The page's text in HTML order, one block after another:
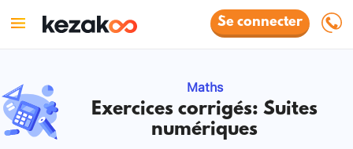
Se connecter
Maths
Exercices corrigés: Suites
numériques